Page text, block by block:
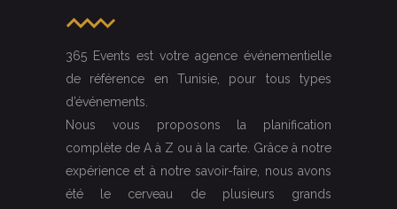
365 Events est votre agence événementielle
de référence en Tunisie, pour tous types
d’événements.
Nous vous proposons la planification
complète de A à Z ou à la carte. Grâce à notre
expérience et à notre savoir-faire, nous avons
été le cerveau de plusieurs grands